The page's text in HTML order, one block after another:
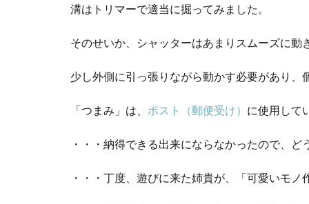
溝はトリマーで適当に掘ってみました。
そのせいか、シャッターはあまりスムーズに動
少し外側に引っ張りながら動かす必要があり
「つまみ」は、 ポスト（郵便受け） に使用して
・・・納得できる出来にならなかったので、
・・・丁度、遊びに来た姉貴が、「可愛いモ